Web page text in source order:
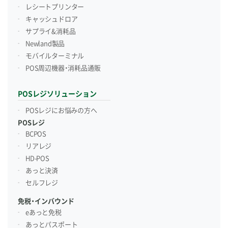
レシートプリンター
キャッシュドロア
サプライ&消耗品
Newland製品
モバイルターミナル
POS周辺機器・消耗品通販
POSレジソリューション
POSレジにお悩みの方へ
POSレジ
BCPOS
リアレジ
HD-POS
あっと決済
セルフレジ
免税・インバウンド
eあっと免税
あっとパスポート